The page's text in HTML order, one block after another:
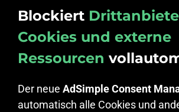
Blockiert
Cookies und externe
Ressourcen
Der neue AdSimple Consent
automatisch alle Cookies und